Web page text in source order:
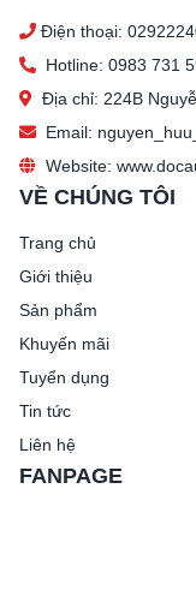
Điện thoại:
Hotline: 0983 731
Địa chỉ: 224B
Email:
Website:
VỀ CHÚNG TÔI
Trang chủ
Giới thiệu
Sản phẩm
Khuyến mãi
Tuyển dụng
Tin tức
Liên hệ
FANPAGE